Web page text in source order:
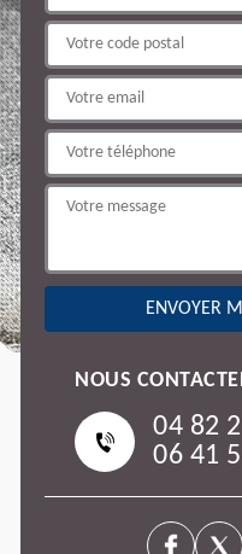
NOUS
04 82
06 41